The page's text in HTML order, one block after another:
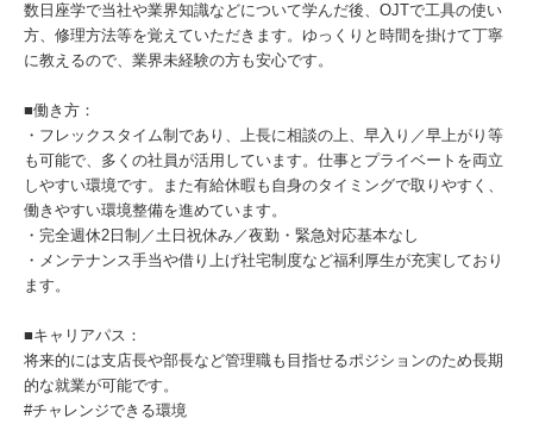
数日座学で当社や業界知識などについて学んだ後、OJTで工具の使い
方、修理方法等を覚えていただきます。ゆっくりと時間を掛けて丁寧
に教えるので、業界未経験の方も安心です。
■働き方：
・フレックスタイム制であり、上長に相談の上、早入り／早上がり等
も可能で、多くの社員が活用しています。仕事とプライベートを両立
しやすい環境です。また有給休暇も自身のタイミングで取りやすく、
働きやすい環境整備を進めています。
・完全週休2日制／土日祝休み／夜勤・緊急対応基本なし
・メンテナンス手当や借り上げ社宅制度など福利厚生が充実しており
ます。
■キャリアパス：
将来的には支店長や部長など管理職も目指せるポジションのため長期
的な就業が可能です。
#チャレンジできる環境